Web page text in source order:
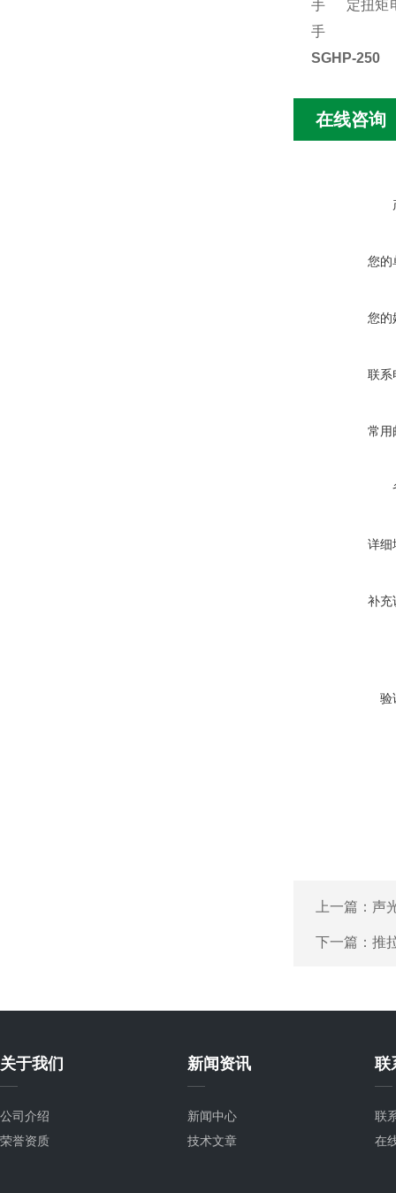
手 定扭矩
手
SGHP-250
在线咨询
您的
您的
联系
常用
详细
补充
验
上一篇： 声
下一篇： 推
关于我们
公司介绍
荣誉资质
新闻资讯
新闻中心
技术文章
联
联
在